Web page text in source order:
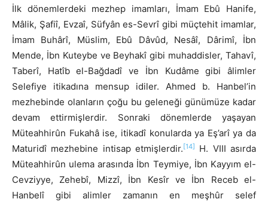
İlk dönemlerdeki mezhep imamları, İmam Ebû Hanife,
Mâlik, Şafiî, Evzaî, Süfyân es-Sevrî gibi müçtehit imamlar,
İmam Buhârî, Müslim, Ebû Dâvûd, Nesâî, Dârimî, İbn
Mende, İbn Kuteybe ve Beyhakî gibi muhaddisler, Tahavî,
Taberî, Hatîb el-Bağdadî ve İbn Kudâme gibi âlimler
Selefiye itikadına mensup idiler. Ahmed b. Hanbel’in
mezhebinde olanların çoğu bu geleneği günümüze kadar
devam ettirmişlerdir. Sonraki dönemlerde yaşayan
Müteahhirûn Fukahâ ise, itikadî konularda ya Eş’arî ya da
Maturidî mezhebine intisap etmişlerdir.[14]
H. VIII asırda
Müteahhirûn ulema arasında İbn Teymiye, İbn Kayyım el-
Cevziyye, Zehebî, Mizzî, İbn Kesîr ve İbn Receb el-
Hanbelî gibi alimler zamanın en meşhûr selef